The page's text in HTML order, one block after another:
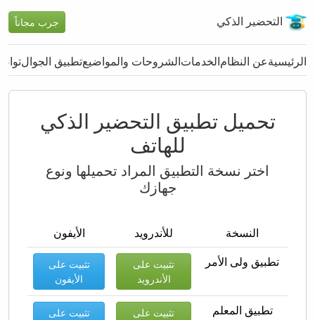
التحضير الذكي جرب مجاناً
الرئيسيةعن النظامالخدماتالشروحات والمواضيعتطبيق الجوال
تحميل تطبيق التحضير الذكي
للهاتف
اختر نسخة التطبيق المراد تحميلها ونوع
جهازك
النسخة للأندرويد
الأيفون
تطبيق ولى الأمر
تثبيت على
الأندرويد
تثبيت على
الأيفون
تطبيق المعلم
تثبيت على
تثبيت على